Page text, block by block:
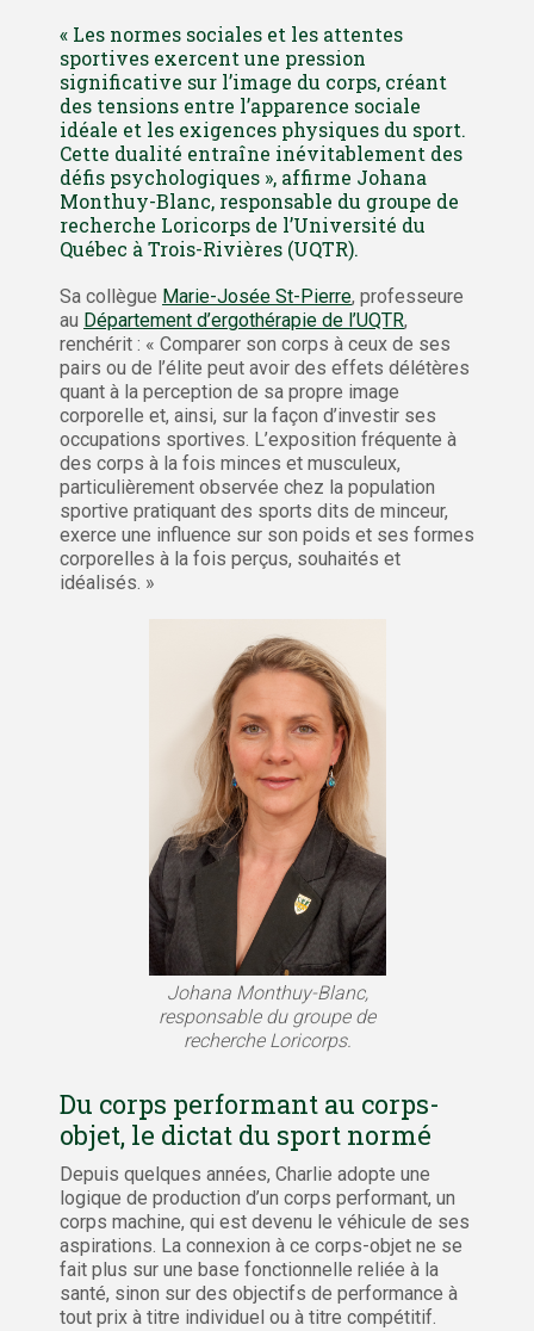
« Les normes sociales et les attentes
sportives exercent une pression
significative sur l’image du corps, créant
des tensions entre l’apparence sociale
idéale et les exigences physiques du sport.
Cette dualité entraîne inévitablement des
défis psychologiques », affirme Johana
Monthuy-Blanc, responsable du groupe de
recherche Loricorps de l’Université du
Québec à Trois-Rivières (UQTR).
Sa collègue Marie-Josée St-Pierre, professeure
au Département d’ergothérapie de l’UQTR,
renchérit : « Comparer son corps à ceux de ses
pairs ou de l’élite peut avoir des effets délétères
quant à la perception de sa propre image
corporelle et, ainsi, sur la façon d’investir ses
occupations sportives. L’exposition fréquente à
des corps à la fois minces et musculeux,
particulièrement observée chez la population
sportive pratiquant des sports dits de minceur,
exerce une influence sur son poids et ses formes
corporelles à la fois perçus, souhaités et
idéalisés. »
Johana Monthuy-Blanc,
responsable du groupe de
recherche Loricorps.
Du corps performant au corps-
objet, le dictat du sport normé
Depuis quelques années, Charlie adopte une
logique de production d’un corps performant, un
corps machine, qui est devenu le véhicule de ses
aspirations. La connexion à ce corps-objet ne se
fait plus sur une base fonctionnelle reliée à la
santé, sinon sur des objectifs de performance à
tout prix à titre individuel ou à titre compétitif.